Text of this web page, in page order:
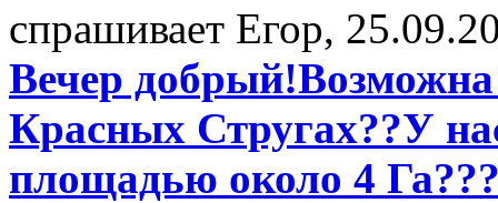
спрашивает Егор,
Вечер
Красных Стругах??У
площадью около 4